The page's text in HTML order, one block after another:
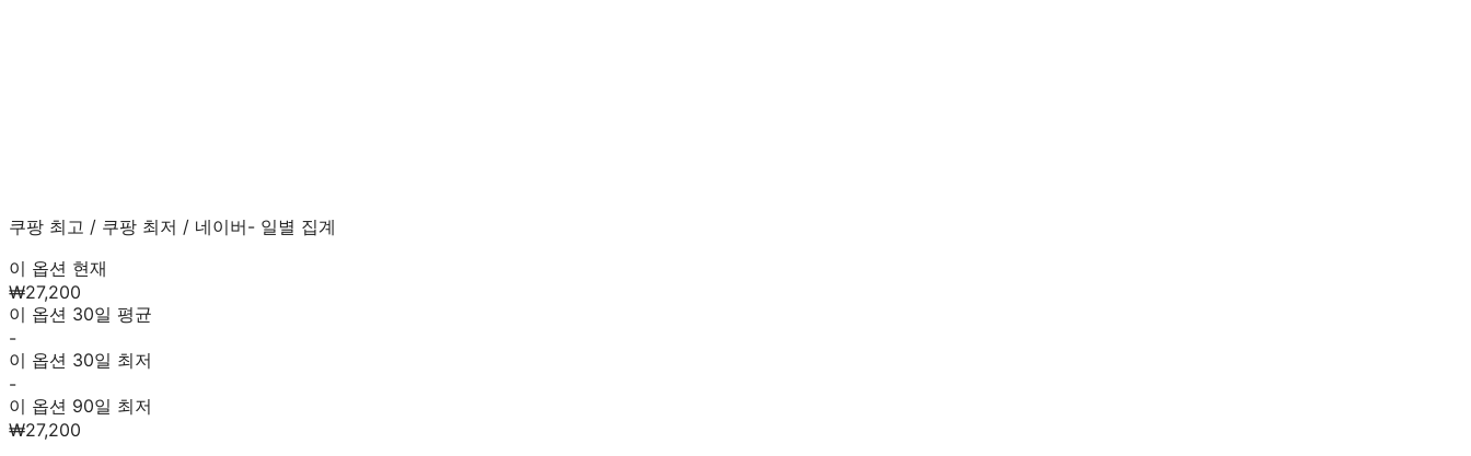
쿠팡 최고 / 쿠팡 최저 / 네이버- 일별 집계
이 옵션 현재
₩27,200
이 옵션 30일 평균
-
이 옵션 30일 최저
-
이 옵션 90일 최저
₩27,200